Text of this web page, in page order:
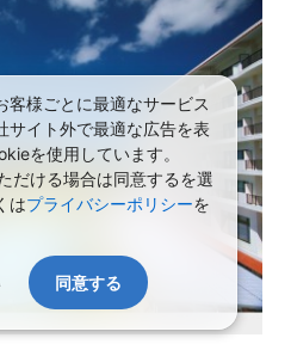
客様ごとに最適なサービス
サイト外で最適な広告を表
を使用しています。
だける場合は同意するを選
はプライバシーポリシーを
同意する